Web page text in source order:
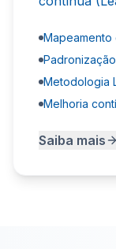
Metodologia
Melhoria
Saiba mais